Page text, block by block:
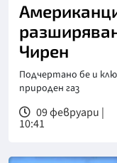
Чирен
Подчертано бе и
природен газ
09 февруари |
10:41